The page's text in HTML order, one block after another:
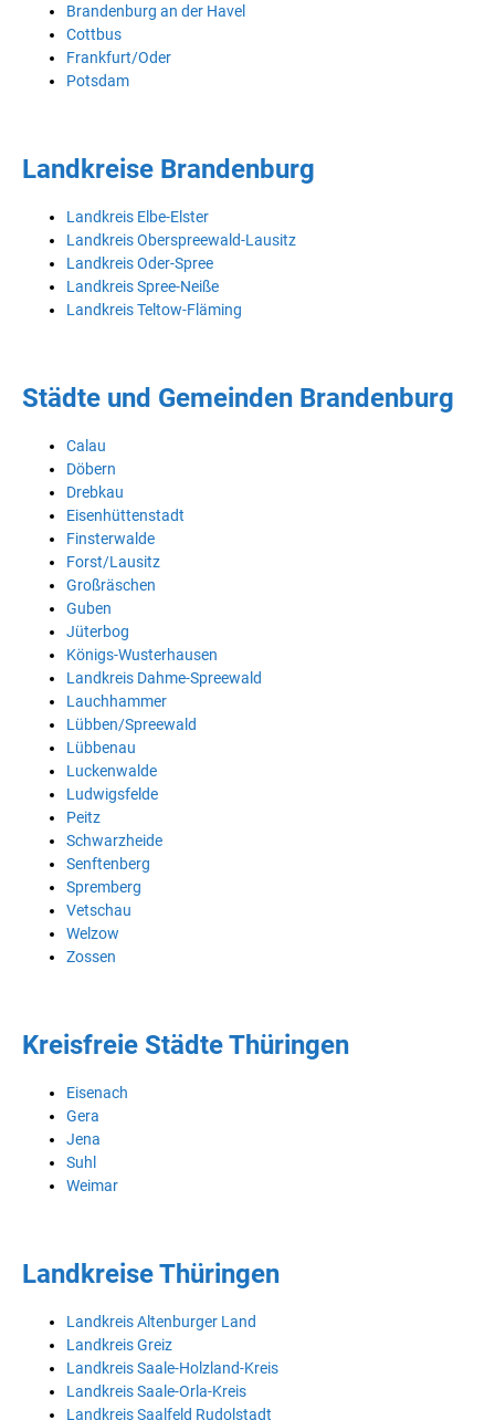
Brandenburg an der Havel
Cottbus
Frankfurt/Oder
Potsdam
Landkreise Brandenburg
Landkreis Elbe-Elster
Landkreis Oberspreewald-Lausitz
Landkreis Oder-Spree
Landkreis Spree-Neiße
Landkreis Teltow-Fläming
Städte und Gemeinden Brandenburg
Calau
Döbern
Drebkau
Eisenhüttenstadt
Finsterwalde
Forst/Lausitz
Großräschen
Guben
Jüterbog
Königs-Wusterhausen
Landkreis Dahme-Spreewald
Lauchhammer
Lübben/Spreewald
Lübbenau
Luckenwalde
Ludwigsfelde
Peitz
Schwarzheide
Senftenberg
Spremberg
Vetschau
Welzow
Zossen
Kreisfreie Städte Thüringen
Eisenach
Gera
Jena
Suhl
Weimar
Landkreise Thüringen
Landkreis Altenburger Land
Landkreis Greiz
Landkreis Saale-Holzland-Kreis
Landkreis Saale-Orla-Kreis
Landkreis Saalfeld Rudolstadt